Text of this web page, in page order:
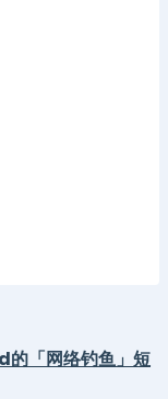
「网络钓鱼」短